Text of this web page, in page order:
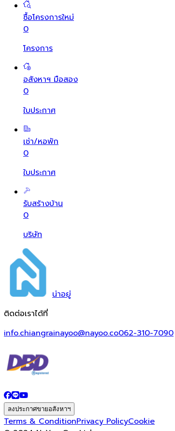
ซื้อโครงการใหม่
0
โครงการ
อสังหาฯ มือสอง
0
ใบประกาศ
เช่า/หอพัก
0
ใบประกาศ
รับสร้างบ้าน
0
บริษัท
น่าอยู่
ติดต่อเราได้ที่
info.chiangrainayoo@nayoo.co062-310-7090
ลงประกาศขายอสังหาฯ
Terms & ConditionPrivacy PolicyCookie